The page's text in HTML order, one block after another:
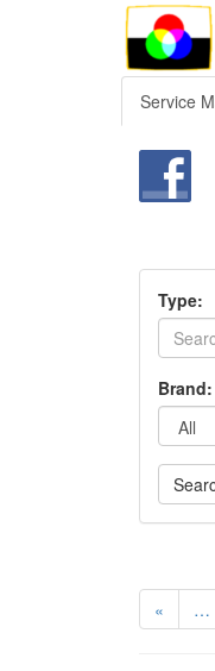
Service
Type:
Brand:
« …